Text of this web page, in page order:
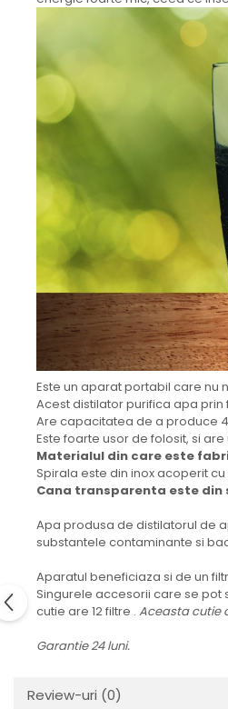
Este un aparat portabil care
Acest distilator purifica apa
Are capacitatea de a produce
Este foarte usor de folosit, si
Materialul din care este
Spirala este din inox acoperit
Cana transparenta este din
Apa produsa de distilatorul de
substantele contaminante si
Aparatul beneficiaza si de un
Singurele accesorii care se pot
cutie are 12 filtre . Aceasta cutie
Garantie 24 luni.
Review-uri (0)